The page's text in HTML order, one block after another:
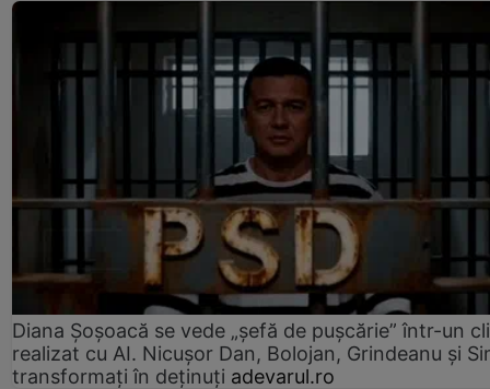
Diana Șoșoacă se vede „șefă de pușcărie” într-un
realizat cu AI. Nicușor Dan, Bolojan, Grindeanu și
transformați în deținuți adevarul.ro